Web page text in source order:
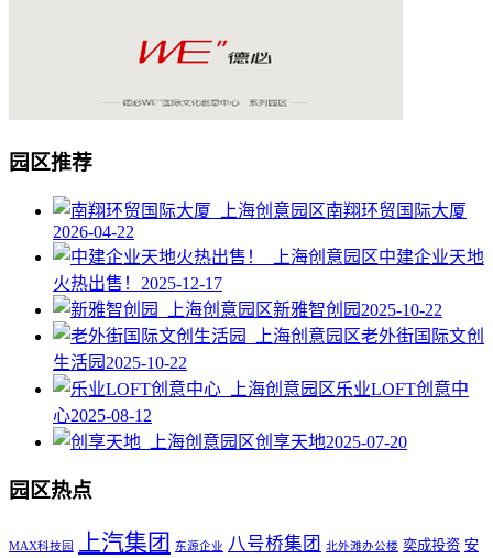
园区推荐
南翔环贸国际大厦
2026-04-22
中建企业天地
火热出售！ 2025-12-17
新雅智创园 2025-10-22
老外街国际文创
生活园 2025-10-22
乐业LOFT创意中
心2025-08-12
创享天地2025-07-20
园区热点
MAX科技园 上汽集团 东源企业 八号桥集团 北外滩办公楼 奕成投资 安